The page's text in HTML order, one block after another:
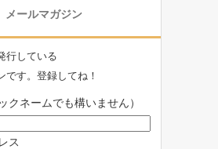
メールマガジン
行している
です。登録してね！
クネームでも構いません）
ス